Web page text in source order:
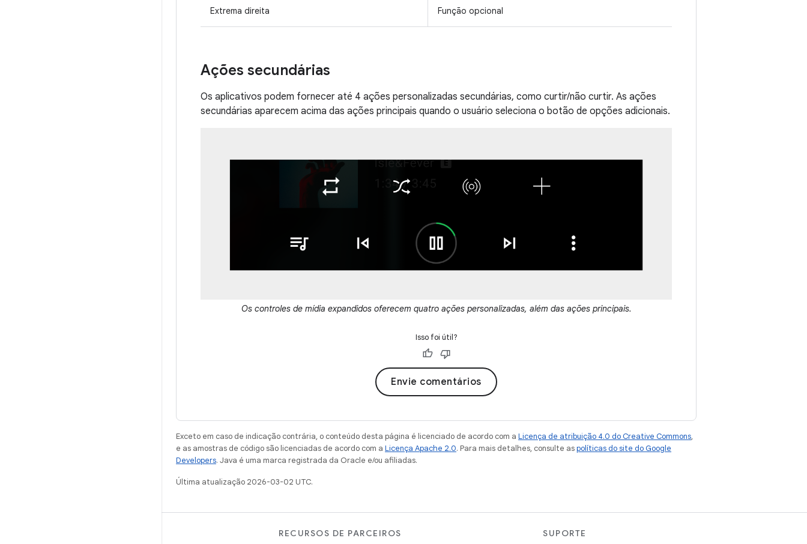
Extrema direita Função opcional
Ações secundárias
Os aplicativos podem fornecer até 4 ações personalizadas secundárias, como curtir/não curtir. As ações
secundárias aparecem acima das ações principais quando o usuário seleciona o botão de opções adicionais.
Os controles de mídia expandidos oferecem quatro ações personalizadas, além das ações principais.
Isso foi útil?
Envie comentários
Exceto em caso de indicação contrária, o conteúdo desta página é licenciado de acordo com a Licença de atribuição 4.0 do Creative Commons,
e as amostras de código são licenciadas de acordo com a Licença Apache 2.0. Para mais detalhes, consulte aspolíticas do site do Google
Developers. Java é uma marca registrada da Oracle e/ou afiliadas.
Última atualização 2026-03-02 UTC.
RECURSOS DE PARCEIROS SUPORTE